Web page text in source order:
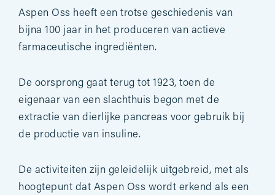
Aspen Oss heeft een trotse geschiedenis van
bijna 100 jaar in het produceren van actieve
farmaceutische ingrediënten.
De oorsprong gaat terug tot 1923, toen de
eigenaar van een slachthuis begon met de
extractie van dierlijke pancreas voor gebruik bij
de productie van insuline.
De activiteiten zijn geleidelijk uitgebreid, met als
hoogtepunt dat Aspen Oss wordt erkend als een